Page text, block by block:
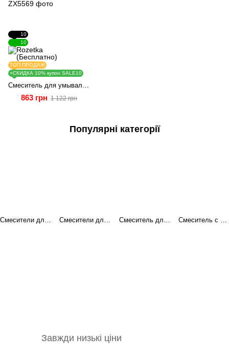
10
10
ТОП ПРОДАЖ
+СКИДКА 10% купон SALE10
Смеситель для умывальника Zerix LEB1-123 (ZX5569)
863 грн 1 122 грн
Популярні категорії
Смесители для ванны Смесители для умывальников Смеситель для кухни Смеситель с краном для питьевой воды
Завжди низькі ціни